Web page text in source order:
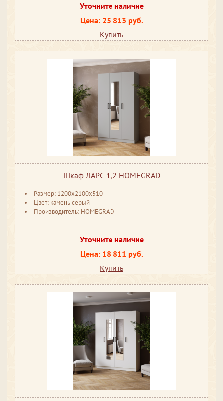
Уточните наличие
Цена: 25 813 руб.
Купить
Шкаф ЛАРС 1,2 HOMEGRAD
Размер: 1200х2100х510
Цвет: камень серый
Производитель: HOMEGRAD
Уточните наличие
Цена: 18 811 руб.
Купить